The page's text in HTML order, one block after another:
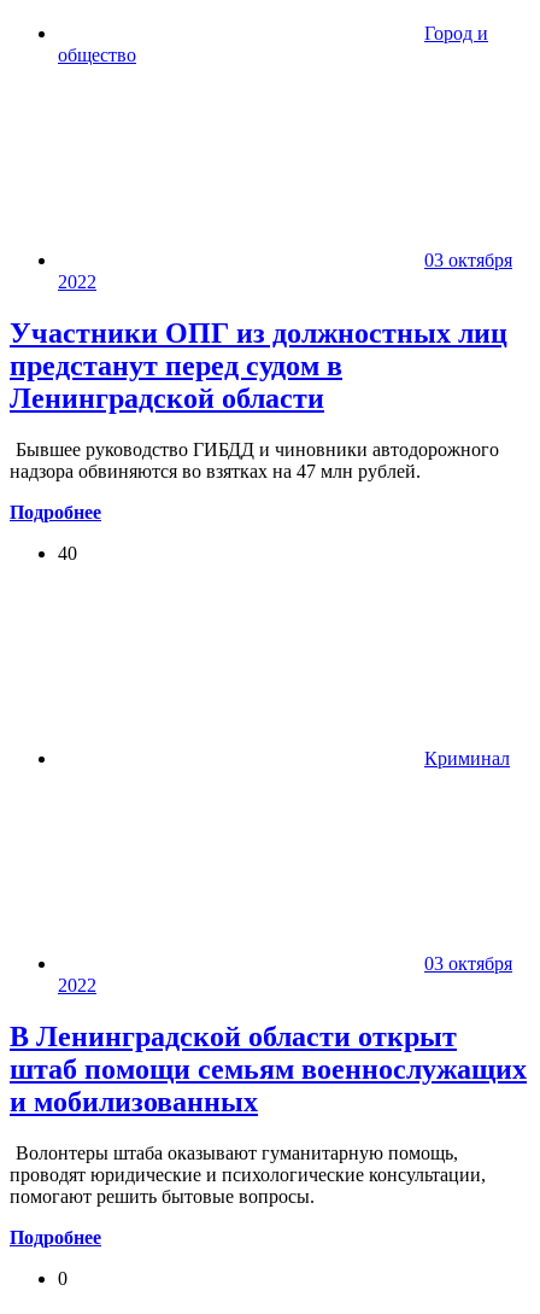
Город и
общество
03 октября
2022
Участники ОПГ из должностных лиц
предстанут перед судом в
Ленинградской области
Бывшее руководство ГИБДД и чиновники автодорожного
надзора обвиняются во взятках на 47 млн рублей.
Подробнее
40
Криминал
03 октября
2022
В Ленинградской области открыт
штаб помощи семьям военнослужащих
и мобилизованных
Волонтеры штаба оказывают гуманитарную помощь,
проводят юридические и психологические консультации,
помогают решить бытовые вопросы.
Подробнее
0